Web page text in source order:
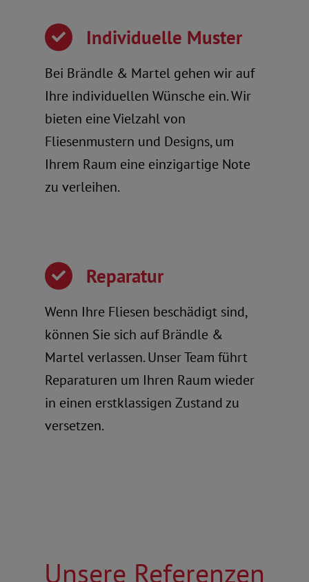
Individuelle Muster
Bei Brändle & Martel gehen wir auf
Ihre individuellen Wünsche ein. Wir
bieten eine Vielzahl von
Fliesenmustern und Designs, um
Ihrem Raum eine einzigartige Note
zu verleihen.
Reparatur
Wenn Ihre Fliesen beschädigt sind,
können Sie sich auf Brändle &
Martel verlassen. Unser Team führt
Reparaturen um Ihren Raum wieder
in einen erstklassigen Zustand zu
versetzen.
Unsere Referenzen